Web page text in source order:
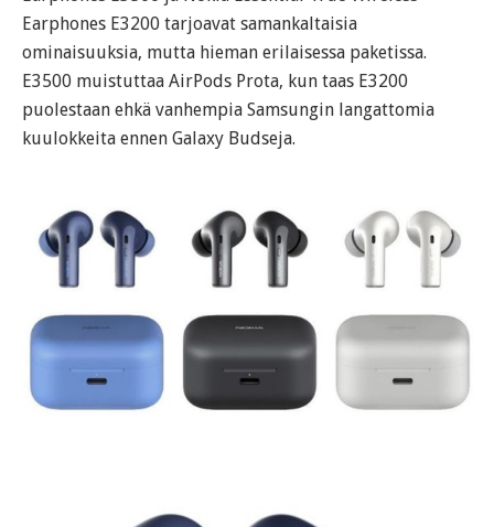
Earphones E3200 tarjoavat samankaltaisia
ominaisuuksia, mutta hieman erilaisessa paketissa.
E3500 muistuttaa AirPods Prota, kun taas E3200
puolestaan ehkä vanhempia Samsungin langattomia
kuulokkeita ennen Galaxy Budseja.